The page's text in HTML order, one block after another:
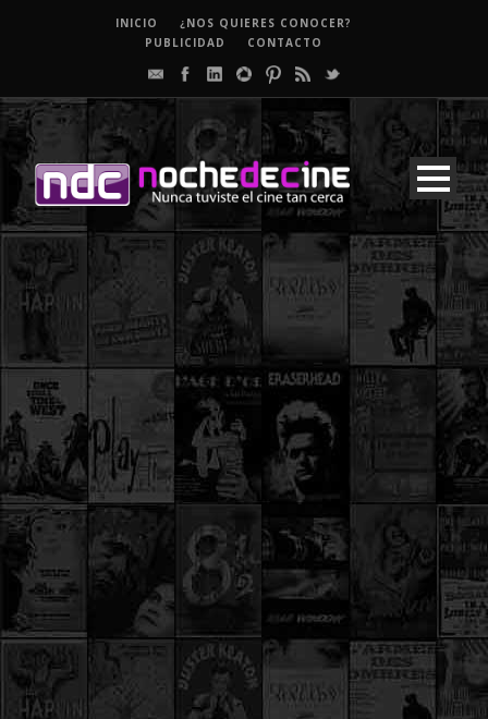
INICIO
¿NOS QUIERES CONOCER?
PUBLICIDAD
CONTACTO